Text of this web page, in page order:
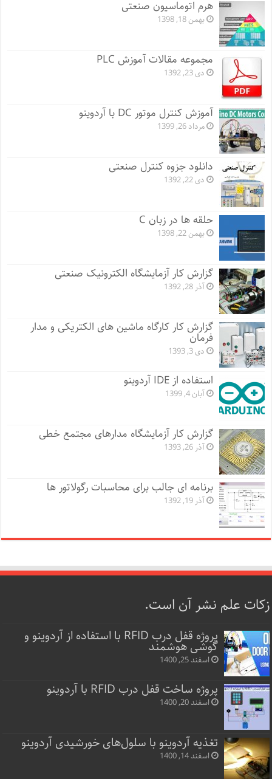
هرم اتوماسیون صنعتی
بهمن 18, 1398
مجموعه مقالات آموزش PLC
دی 23, 1392
آموزش کنترل موتور DC با آردوینو
مرداد 26, 1399
دانلود جزوه کنترل صنعتی
دی 22, 1392
حلقه ها در زبان C
بهمن 22, 1398
گزارش کار آزمایشگاه الکترونیک صنعتی
آذر 28, 1392
گزارش کار کارگاه ماشین های الکتریکی و مدار
فرمان
دی 3, 1393
استفاده از IDE آردوینو
آبان 4, 1399
گزارش کار آزمایشگاه مدارهای مجتمع خطی
آذر 26, 1393
برنامه ای جالب برای محاسبات رگولاتور ها
آذر 19, 1392
زکات علم نشر آن است.
پروژه قفل‌ درب RFID با استفاده از آردوینو و
گوشی هوشمند
اسفند 25, 1400
پروژه ساخت قفل‌ درب RFID با آردوینو
اسفند 20, 1400
تغذیه آردوینو با سلول‌های خورشیدی آردوینو
اسفند 14, 1400